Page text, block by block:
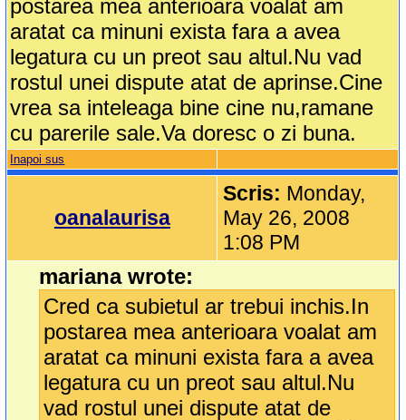
postarea mea anterioara voalat am
aratat ca minuni exista fara a avea
legatura cu un preot sau altul.Nu vad
rostul unei dispute atat de aprinse.Cine
vrea sa inteleaga bine cine nu,ramane
cu parerile sale.Va doresc o zi buna.
Inapoi sus
oanalaurisa
Scris: Monday,
May 26, 2008
1:08 PM
mariana wrote:
Cred ca subietul ar trebui inchis.In
postarea mea anterioara voalat am
aratat ca minuni exista fara a avea
legatura cu un preot sau altul.Nu
vad rostul unei dispute atat de